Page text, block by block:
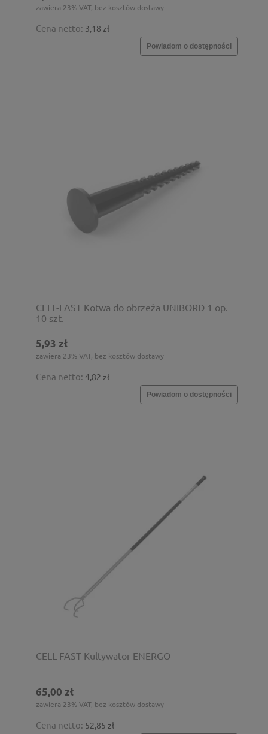
zawiera 23% VAT, bez kosztów dostawy
Cena netto: 3,18 zł
Powiadom o dostępności
CELL-FAST Kotwa do obrzeża UNIBORD 1 op.
10 szt.
5,93 zł
zawiera 23% VAT, bez kosztów dostawy
Cena netto: 4,82 zł
Powiadom o dostępności
CELL-FAST Kultywator ENERGO
65,00 zł
zawiera 23% VAT, bez kosztów dostawy
Cena netto: 52,85 zł